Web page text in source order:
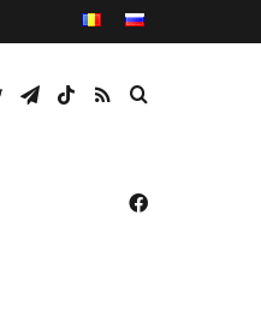
Caută
RSS
TikTok
Telegram
Twitter
Facebook